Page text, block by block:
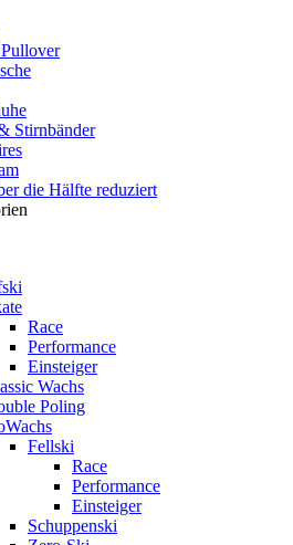
Stirnbänder
die Hälfte reduziert
Race
Performance
Einsteiger
Wachs
Poling
Fellski
Race
Performance
Einsteiger
Schuppenski